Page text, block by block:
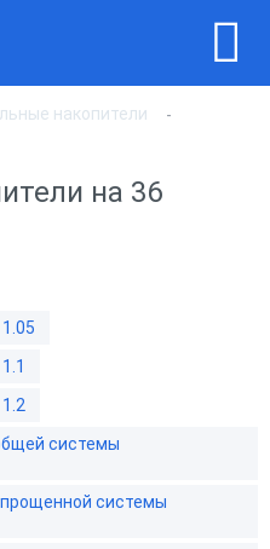
накопители
на 36
системы
системы